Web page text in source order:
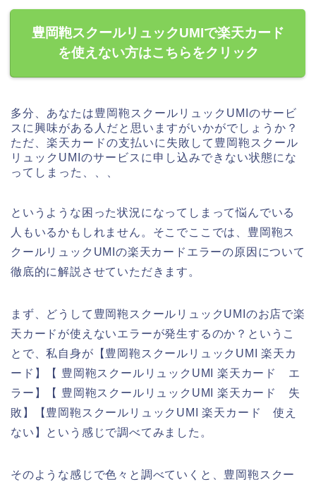
豊岡鞄スクールリュックUMIで楽天カード
を使えない方はこちらをクリック
多分、あなたは豊岡鞄スクールリュックUMIのサービ
スに興味がある人だと思いますがいかがでしょうか？
ただ、楽天カードの支払いに失敗して豊岡鞄スクール
リュックUMIのサービスに申し込みできない状態にな
ってしまった、、、
というような困った状況になってしまって悩んでいる
人もいるかもしれません。そこでここでは、豊岡鞄ス
クールリュックUMIの楽天カードエラーの原因について
徹底的に解説させていただきます。
まず、どうして豊岡鞄スクールリュックUMIのお店で楽
天カードが使えないエラーが発生するのか？というこ
とで、私自身が【豊岡鞄スクールリュックUMI 楽天カ
ード】【 豊岡鞄スクールリュックUMI 楽天カード エ
ラー】【 豊岡鞄スクールリュックUMI 楽天カード 失
敗】【豊岡鞄スクールリュックUMI 楽天カード 使え
ない】という感じで調べてみました。
そのような感じで色々と調べていくと、豊岡鞄スクー